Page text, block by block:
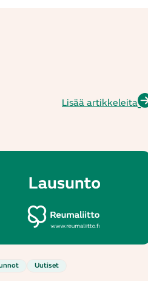
Lisää artikkeleita
Uutiset